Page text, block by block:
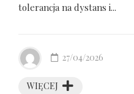
tolerancja na dystans i...
WIĘCEJ
27/04/2026